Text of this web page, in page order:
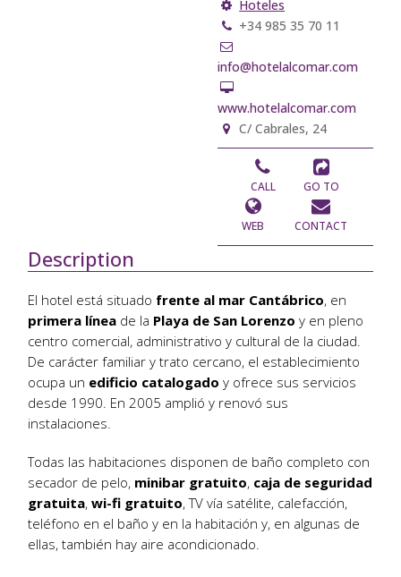
Hoteles
+34 985 35 70 11
info@hotelalcomar.com
www.hotelalcomar.com
C/ Cabrales, 24
CALL GO TO
WEB CONTACT
Description
El hotel está situado frente al mar Cantábrico, en
primera línea de la Playa de San Lorenzo y en pleno
centro comercial, administrativo y cultural de la ciudad.
De carácter familiar y trato cercano, el establecimiento
ocupa un edificio catalogado y ofrece sus servicios
desde 1990. En 2005 amplió y renovó sus
instalaciones.
Todas las habitaciones disponen de baño completo con
secador de pelo, minibar gratuito, caja de seguridad
gratuita,wi-fi gratuito, TV vía satélite, calefacción,
teléfono en el baño y en la habitación y, en algunas de
ellas, también hay aire acondicionado.